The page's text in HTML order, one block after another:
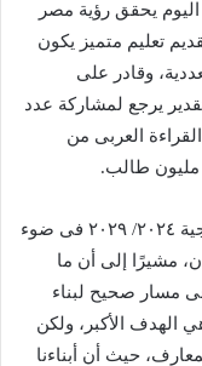
يحقق رؤية مصر
تهدف إلى تقديم تعليم متميز يكون
وقادر على
يرجع لمشاركة عدد
القراءة العربى من
وأوضح الوزير أن الوزارة لديها خطة استراتيجية ٢٠٢٤/ ٢٠٢٩ فى ضوء
مشيرًا إلى أن ما
مسار صحيح لبناء
الهدف الأكبر، ولكن
حيث أن أبناءنا